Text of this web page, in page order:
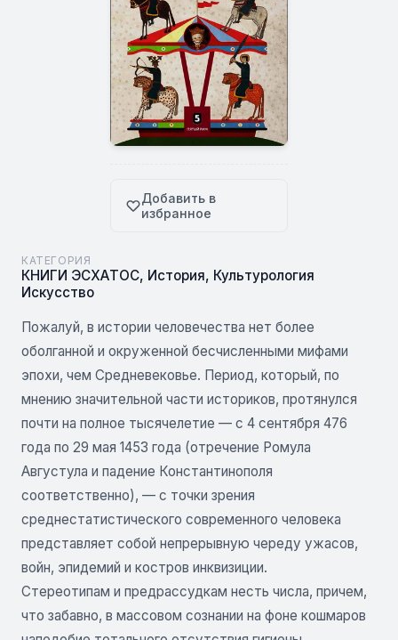
Добавить в
избранное
КАТЕГОРИЯ
КНИГИ ЭСХАТОС, История, Культурология
Искусство
Пожалуй, в истории человечества нет более
оболганной и окруженной бесчисленными мифами
эпохи, чем Средневековье. Период, который, по
мнению значительной части историков, протянулся
почти на полное тысячелетие — с 4 сентября 476
года по 29 мая 1453 года (отречение Ромула
Августула и падение Константинополя
соответственно), — с точки зрения
среднестатистического современного человека
представляет собой непрерывную череду ужасов,
войн, эпидемий и костров инквизиции.
Стереотипам и предрассудкам несть числа, причем,
что забавно, в массовом сознании на фоне кошмаров